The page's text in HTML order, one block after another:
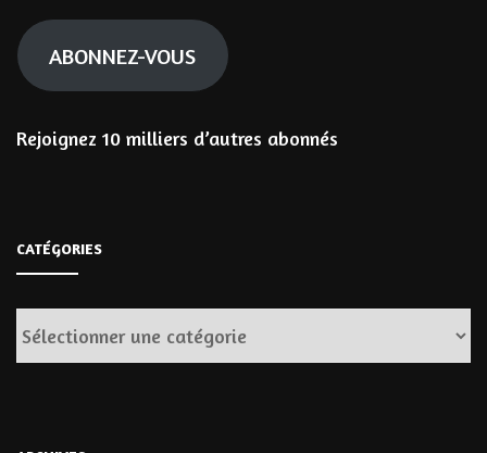
mail
ABONNEZ-VOUS
Rejoignez 10 milliers d’autres abonnés
CATÉGORIES
Catégories